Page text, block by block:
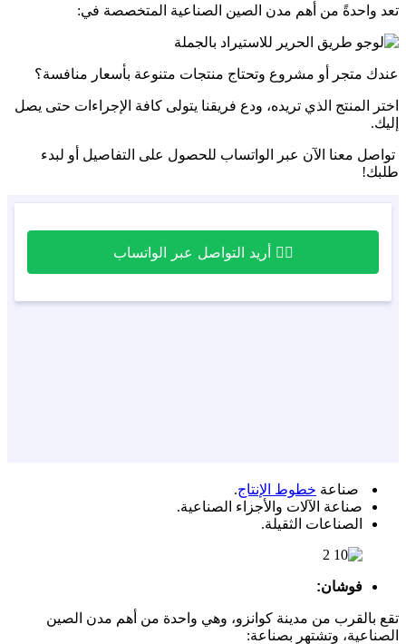
تعد واحدةً من أهم مدن الصين الصناعية المتخصصة في:
عندك متجر أو مشروع وتحتاج منتجات متنوعة بأسعار منافسة؟
اختر المنتج الذي تريده، ودع فريقنا يتولى كافة الإجراءات حتى يصل
إليك.
تواصل معنا الآن عبر الواتساب للحصول على التفاصيل أو لبدء
طلبك!
صناعة خطوط الإنتاج.
صناعة الآلات والأجزاء الصناعية.
الصناعات الثقيلة.
فوشان:
تقع بالقرب من مدينة كوانزو، وهي واحدة من أهم مدن الصين
الصناعية، وتشتهر بصناعة: